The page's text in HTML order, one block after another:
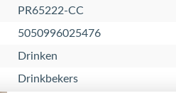
PR65222-CC
5050996025476
Drinken
Drinkbekers